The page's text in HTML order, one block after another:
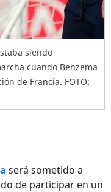
siendo
cuando Benzema
de Francia. FOTO:
será sometido a
de participar en un